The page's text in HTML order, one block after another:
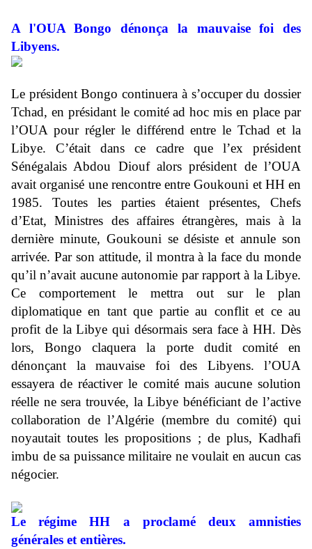
A l'OUA Bongo dénonça la mauvaise foi des
Libyens.
Le président Bongo continuera à s’occuper du dossier
Tchad, en présidant le comité ad hoc mis en place par
l’OUA pour régler le différend entre le Tchad et la
Libye. C’était dans ce cadre que l’ex président
Sénégalais Abdou Diouf alors président de l’OUA
avait organisé une rencontre entre Goukouni et HH en
1985. Toutes les parties étaient présentes, Chefs
d’Etat, Ministres des affaires étrangères, mais à la
dernière minute, Goukouni se désiste et annule son
arrivée. Par son attitude, il montra à la face du monde
qu’il n’avait aucune autonomie par rapport à la Libye.
Ce comportement le mettra out sur le plan
diplomatique en tant que partie au conflit et ce au
profit de la Libye qui désormais sera face à HH. Dès
lors, Bongo claquera la porte dudit comité en
dénonçant la mauvaise foi des Libyens. l’OUA
essayera de réactiver le comité mais aucune solution
réelle ne sera trouvée, la Libye bénéficiant de l’active
collaboration de l’Algérie (membre du comité) qui
noyautait toutes les propositions ; de plus, Kadhafi
imbu de sa puissance militaire ne voulait en aucun cas
négocier.
Le régime HH a proclamé deux amnisties
générales et entières.